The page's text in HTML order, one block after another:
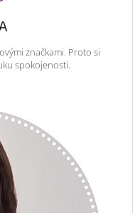
značkami. Proto si
spokojenosti.